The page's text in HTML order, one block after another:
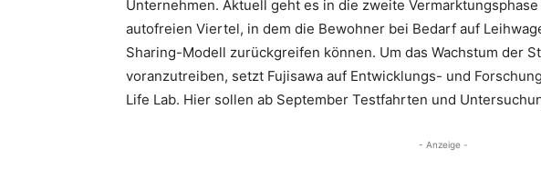
Unternehmen. Aktuell geht es in die zweite
autofreien Viertel, in dem die Bewohner bei Bedarf auf
Sharing-Modell zurückgreifen können. Um das Wachstum der
voranzutreiben, setzt Fujisawa auf Entwicklungs- und
Life Lab. Hier sollen ab September Testfahrten und
- Anzeige -